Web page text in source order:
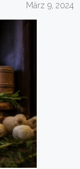
März 9, 2024